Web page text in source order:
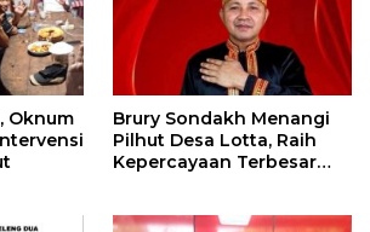
Oknum
Brury Sondakh Menangi
Pilhut Desa Lotta, Raih
Kepercayaan Terbesar